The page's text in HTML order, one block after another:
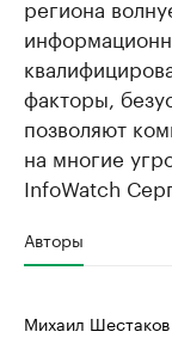
региона
факторы,
позволяют
на многие
InfoWatch
Авторы
Михаил Шестаков